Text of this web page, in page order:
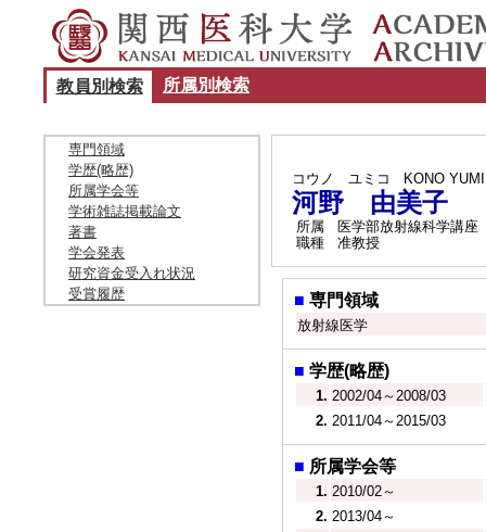
教員別検索 所属別検索
専門領域
学歴(略歴)
所属学会等
学術雑誌掲載論文
著書
学会発表
研究資金受入れ状況
受賞履歴
コウノ ユミコ KONO
河野 由美子
所属
医学部放射線科学講座
職種
准教授
■ 専門領域
放射線医学
■ 学歴(略歴)
1. 2002/04～2008/03
2. 2011/04～2015/03
■ 所属学会等
1. 2010/02～
2. 2013/04～